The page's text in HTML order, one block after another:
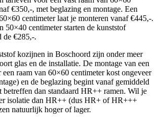
€350,-, met beglazing en montage. Een
centimeter laat je monteren vanaf €445,-.
50×40 centimeter starten de kunststof
de €285,-.
kozijnen in Boschoord zijn onder meer
glas en de installatie. De montage van een
raam van 60×60 centimeter kost ongeveer
en de beglazing begint vanaf gemiddeld
dan standaard HR++ ramen. Wil je
isolatie dan HR++ (dus HR+ of HR+++
natuurlijk hoger of lager.